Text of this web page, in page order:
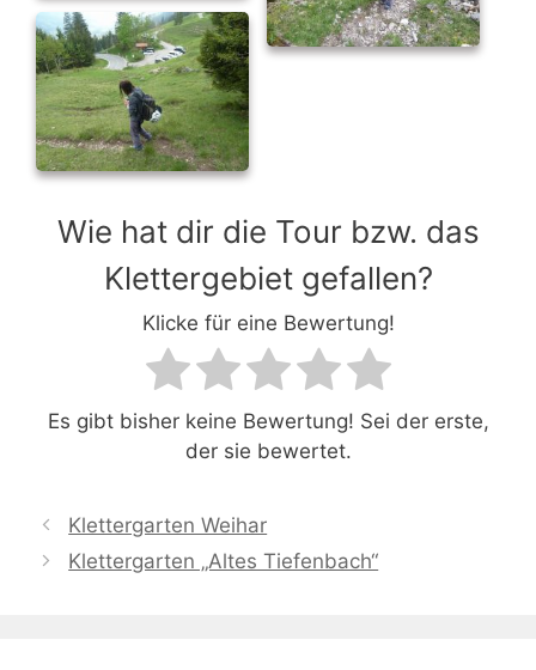
Wie hat dir die Tour bzw. das
Klettergebiet gefallen?
Klicke für eine Bewertung!
Es gibt bisher keine Bewertung! Sei der erste,
der sie bewertet.
Klettergarten Weihar
Klettergarten „Altes Tiefenbach“